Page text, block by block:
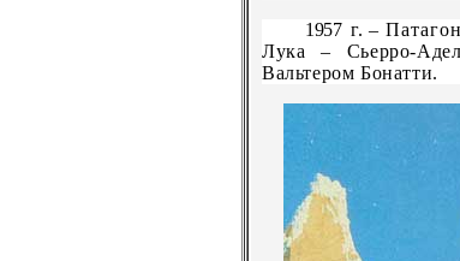
1957 г. –
Лука – Сьерро-
Вальтером Бонатти.